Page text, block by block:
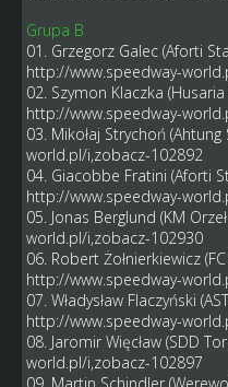
Grupa B
01. Grzegorz Galec (Aforti
http://www.speedway-
02. Szymon Klaczka (Husaria
http://www.speedway-
03. Mikołaj Strychoń (Ahtung
world.pl/i,zobacz-102892
04. Giacobbe Fratini (Aforti
http://www.speedway-
05. Jonas Berglund (KM
world.pl/i,zobacz-102930
06. Robert Żołnierkiewicz (FC
http://www.speedway-
07. Władysław Flaczyński
http://www.speedway-
08. Jaromir Więcław (SDD
world.pl/i,zobacz-102897